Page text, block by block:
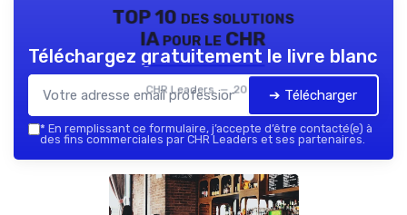
TOP 10 des solutions
IA pour le CHR
CHR Leaders — 2026
Téléchargez gratuitement le livre blanc
➔ Télécharger
* En remplissant ce formulaire, j’accepte d’être contacté(e) à
des fins commerciales par CHR Leaders et ses partenaires.